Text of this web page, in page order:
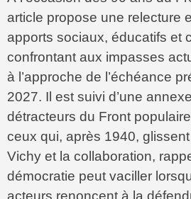
article propose une relecture
apports sociaux, éducatifs et
confrontant aux impasses
à l’approche de l’échéance
2027. Il est suivi d’une
détracteurs du Front
ceux qui, après 1940,
Vichy et la collaboration,
démocratie peut vaciller